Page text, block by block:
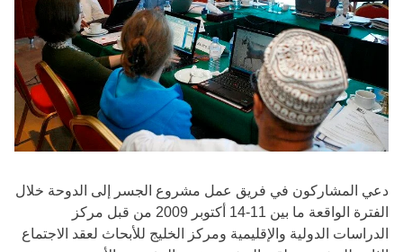
دعي المشاركون في فريق عمل مشروع الجسر إلى الدوحة خلال
الفترة الواقعة ما بين 11-14 أكتوبر 2009 من قبل مركز
الدراسات الدولية والإقليمية ومركز الخليج للأبحاث لعقد الاجتماع